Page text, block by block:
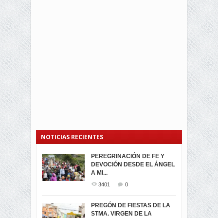
NOTICIAS RECIENTES
PEREGRINACIÓN DE FE Y
DEVOCIÓN DESDE EL ÁNGEL
A MI...
3401 0
PREGÓN DE FIESTAS DE LA
STMA. VIRGEN DE LA
PROCESIÓN DE LA VIRGEN
DE LA CARIDAD 2024
3063
-ENCENDIDO DEL ARBOL DE
...
SEGUNDA VUELTA
ELECCIONES
PRESIDENCIALES 2023 EN
M...
ELECCION CRUCIAL: